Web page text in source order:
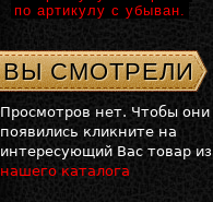
по артикулу с убыван.
ВЫ СМОТРЕЛИ
Просмотров нет. Чтобы они
появились кликните на
интересующий Вас товар из
нашего каталога